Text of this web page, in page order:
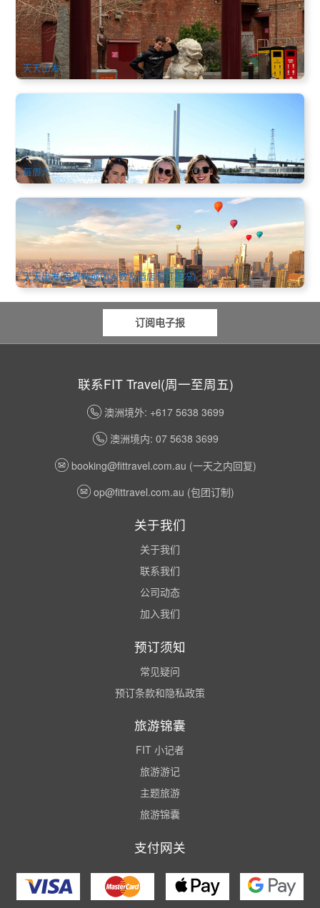
墨尔本 | 巷弄咖啡探索步行之旅 (英文)
361 已预订
AUD 109.00 $112.00
MEL05177
天天出发
墨尔本市区亚拉河2小时无限畅饮鸡尾酒游船(英文) 2 Hour
Bottomless Cocktails Cruise Yarra River
328 已预订
AUD $100.00
MEL05122
每周六
墨尔本4天3晚华语地接团(中文) 四星酒店+菲利普岛企鹅归巢
+小火车+金矿城(免费举牌接机)
2.2k 已预订
AUD $1,095.00 $1,118.00
MEL05200
天天出发(需等待成团人数及酒店预订状况)
订阅电子报
联系FIT Travel(周一至周五)
澳洲境外: +617 5638 3699
澳洲境内: 07 5638 3699
booking@fittravel.com.au (一天之内回复)
op@fittravel.com.au (包团订制)
关于我们
关于我们
联系我们
公司动态
加入我们
预订须知
常见疑问
预订条款和隐私政策
旅游锦囊
FIT 小记者
旅游游记
主题旅游
旅游锦囊
支付网关